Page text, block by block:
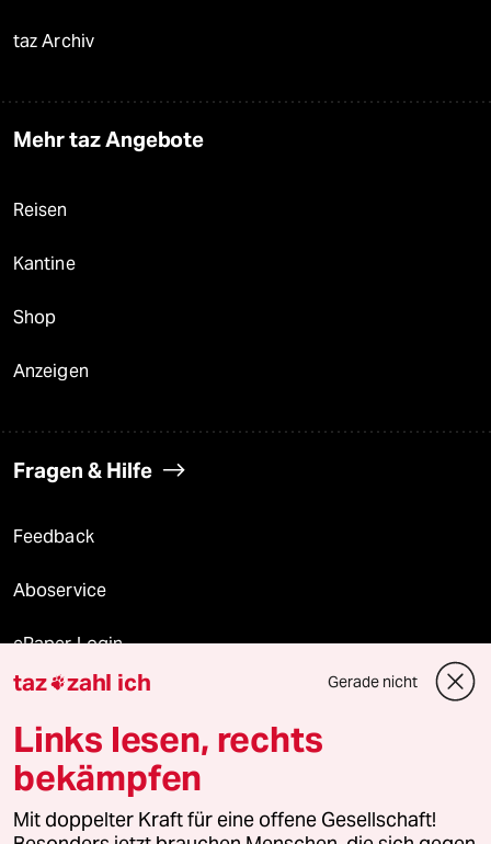
taz Archiv
Mehr taz Angebote
Reisen
Kantine
Shop
Anzeigen
Fragen & Hilfe
Feedback
Aboservice
ePaper Login
Downloads für Abonnierende
© 2026 taz Verlags und Vertriebs GmbH
Alle Rechte vorbehalten. Bei rechtlichen Fragen oder für Genehmigungen
wenden Sie sich bitte an
lizenzen@taz.de
taz zahl ich Gerade nicht
Links lesen, rechts
bekämpfen
Mit doppelter Kraft für eine offene Gesellschaft!